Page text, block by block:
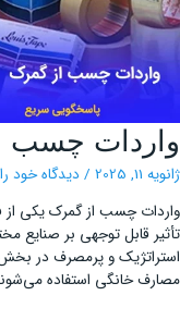
چسب
2025
/دیدگاه‌ خود را
چسب از گمرک یکی از
قابل توجهی بر صنایع
و پرمصرف در
خانگی استفاده می‌شوند.
واردات
چسب
از
گمرک